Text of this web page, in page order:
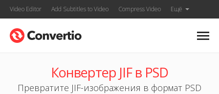
Video Editor Add Subtitles to Video Compress Video Ещё
Конвертер JIF в PSD
Превратите JIF-изображения в формат PSD